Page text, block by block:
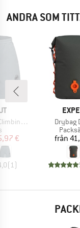
ANDRA SOM
Shorts
pris
€
(1 )
Drybag
från